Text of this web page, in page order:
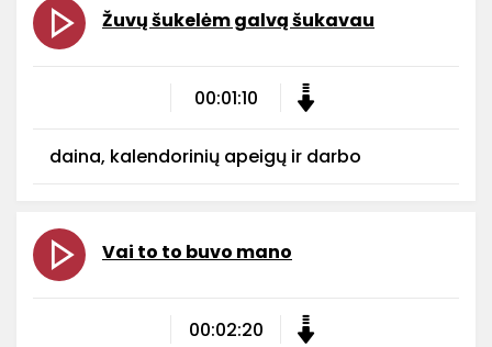
Žuvų šukelėm galvą šukavau
00:01:10
daina, kalendorinių apeigų ir darbo
Vai to to buvo mano
00:02:20